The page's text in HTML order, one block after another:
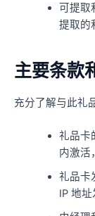
可提取
提取的
主要条款
充分了解与此礼
礼品卡
内激活
礼品卡
IP 地址